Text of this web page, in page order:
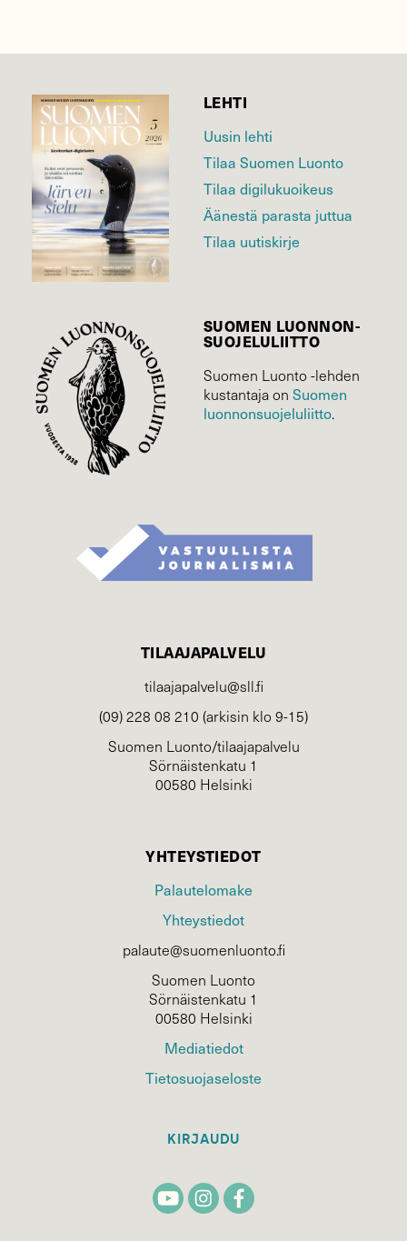
LEHTI
Uusin lehti
Tilaa Suomen Luonto
Tilaa digilukuoikeus
Äänestä parasta juttua
Tilaa uutiskirje
SUOMEN LUONNON­
SUOJELU­LIITTO
Suomen Luonto -lehden
kustantaja on Suomen
luonnonsuojelu­liitto.
TILAAJAPALVELU
tilaajapalvelu@sll.fi
(09) 228 08 210 (arkisin klo 9-15)
Suomen Luonto/tilaajapalvelu
Sörnäistenkatu 1
00580 Helsinki
YHTEYSTIEDOT
Palautelomake
Yhteystiedot
palaute@suomenluonto.fi
Suomen Luonto
Sörnäistenkatu 1
00580 Helsinki
Mediatiedot
Tietosuojaseloste
KIRJAUDU